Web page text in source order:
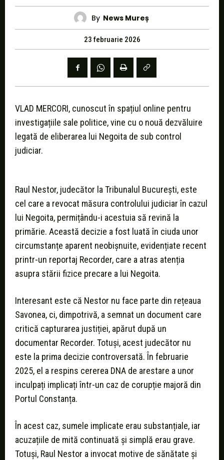
By News Mureș
23 februarie 2026
VLAD MERCORI, cunoscut în spațiul online pentru
investigațiile sale politice, vine cu o nouă dezvăluire
legată de eliberarea lui Negoita de sub control
judiciar.
Raul Nestor, judecător la Tribunalul București, este
cel care a revocat măsura controlului judiciar în cazul
lui Negoita, permițându-i acestuia să revină la
primărie. Această decizie a fost luată în ciuda unor
circumstanțe aparent neobișnuite, evidențiate recent
printr-un reportaj Recorder, care a atras atenția
asupra stării fizice precare a lui Negoita.
Interesant este că Nestor nu face parte din rețeaua
Savonea, ci, dimpotrivă, a semnat un document care
critică capturarea justiției, apărut după un
documentar Recorder. Totuși, acest judecător nu
este la prima decizie controversată. În februarie
2025, el a respins cererea DNA de arestare a unor
inculpați implicați într-un caz de corupție majoră din
Portul Constanța.
În acest caz, sumele implicate erau substanțiale, iar
acuzațiile de mită continuată și simplă erau grave.
Totuși, Raul Nestor a invocat motive de sănătate și